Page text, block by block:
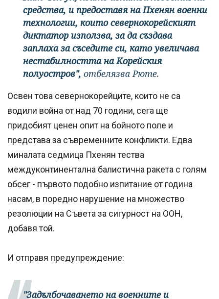
средства, и предоставя на Пхенян военни
технологии, които севернокорейският
диктатор използва, за да създава
заплаха за съседите си, като увеличава
нестабилността на Корейския
полуостров", отбелязва Рюте.
Освен това севернокорейците, които не са
водили война от над 70 години, сега ще
придобият ценен опит на бойното поле и
представа за съвременните конфликти. Едва
миналата седмица Пхенян тества
междуконтинентална балистична ракета с голям
обсег - първото подобно изпитание от година
насам, в поредно нарушение на множество
резолюции на Съвета за сигурност на ООН,
добавя той.
И отправя предупреждение:
"Задълбочаването на военните и